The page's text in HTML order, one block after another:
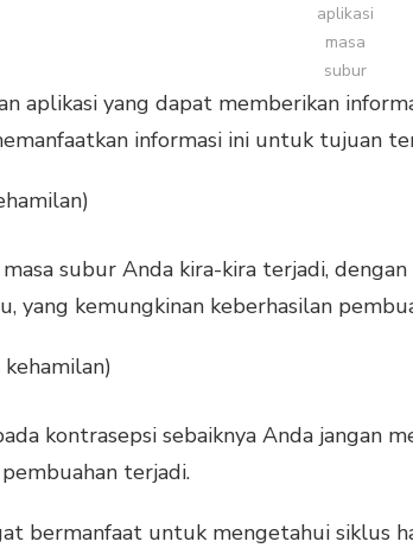
aplikasi
masa
subur
aplikasi yang dapat memberikan
informasi ini untuk tujuan
subur Anda kira-kira terjadi,
yang kemungkinan keberhasilan
kontrasepsi sebaiknya Anda jangan
terjadi.
bermanfaat untuk mengetahui siklus